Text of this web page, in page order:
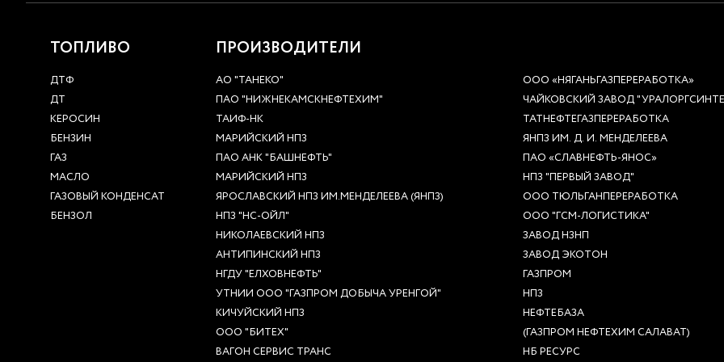
ТОПЛИВО
ДТФ
ДТ
КЕРОСИН
БЕНЗИН
ГАЗ
МАСЛО
ГАЗОВЫЙ КОНДЕНСАТ
БЕНЗОЛ
ПРОИЗВОДИТЕЛИ
АО "ТАНЕКО"
ПАО "НИЖНЕКАМСКНЕФТЕХИМ"
ТАИФ-НК
МАРИЙСКИЙ НПЗ
ПАО АНК "БАШНЕФТЬ"
МАРИЙСКИЙ НПЗ
ЯРОСЛАВСКИЙ НПЗ ИМ.МЕНДЕЛЕЕВА (ЯНПЗ)
НПЗ "НС-ОЙЛ"
НИКОЛАЕВСКИЙ НПЗ
АНТИПИНСКИЙ НПЗ
НГДУ "ЕЛХОВНЕФТЬ"
УТНИИ ООО "ГАЗПРОМ ДОБЫЧА УРЕНГОЙ"
КИЧУЙСКИЙ НПЗ
ООО "БИТЕХ"
ВАГОН СЕРВИС ТРАНС
ООО «НЯГАНЬГАЗПЕРЕРАБОТКА»
ЧАЙКОВСКИЙ ЗАВОД
ТАТНЕФТЕГАЗПЕРЕРАБОТКА
ЯНПЗ ИМ. Д. И. МЕНДЕЛЕЕВА
ПАО «СЛАВНЕФТЬ-ЯНОС»
НПЗ "ПЕРВЫЙ ЗАВОД"
ООО ТЮЛЬГАНПЕРЕРАБОТКА
ООО "ГСМ-ЛОГИСТИКА"
ЗАВОД НЗНП
ЗАВОД ЭКОТОН
ГАЗПРОМ
НПЗ
НЕФТЕБАЗА
(ГАЗПРОМ НЕФТЕХИМ САЛАВАТ)
НБ РЕСУРС